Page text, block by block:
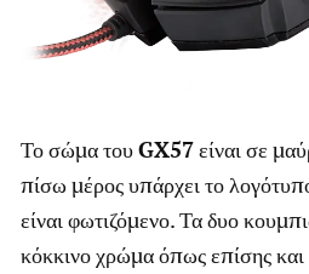
Το σώμα τουGX57είναι σε
πίσω μέρος υπάρχει το
είναι φωτιζόμενο. Τα δυο
κόκκινο χρώμα όπως επίσης